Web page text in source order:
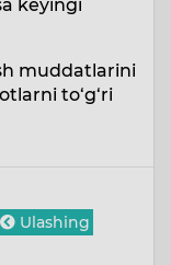
keyingi
muddatlarini
to‘g‘ri
Ulashing